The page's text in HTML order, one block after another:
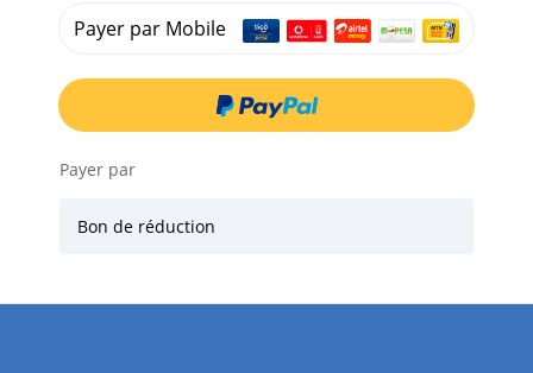
Payer par Mobile
Payer par
Bon de réduction